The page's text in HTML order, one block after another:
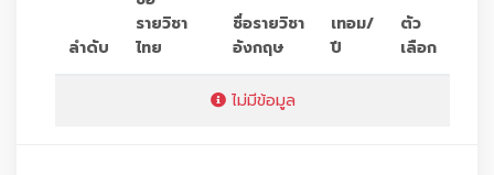
ลำดับ
รายวิชา
ไทย
ชื่อรายวิชา
อังกฤษ
เทอม/
ปี
ตัว
เลือก
ไม่มีข้อมูล